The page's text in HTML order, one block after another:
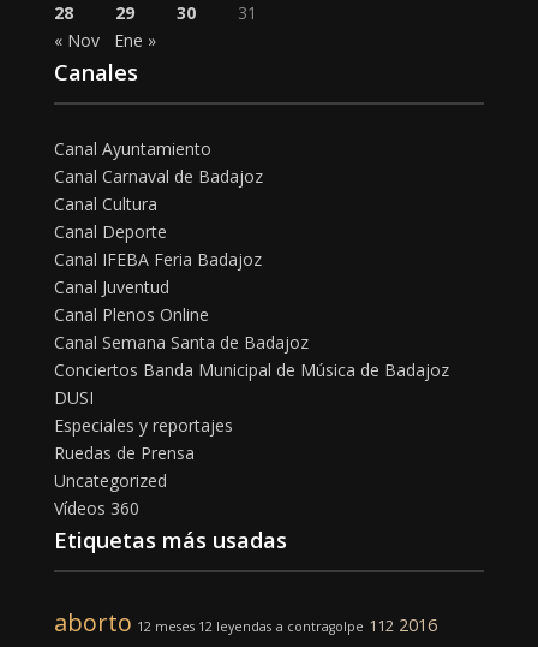
28
29 30
31
« Nov
Ene »
Canales
Canal Ayuntamiento
Canal Carnaval de Badajoz
Canal Cultura
Canal Deporte
Canal IFEBA Feria Badajoz
Canal Juventud
Canal Plenos Online
Canal Semana Santa de Badajoz
Conciertos Banda Municipal de Música de Badajoz
DUSI
Especiales y reportajes
Ruedas de Prensa
Uncategorized
Vídeos 360
Etiquetas más usadas
aborto 12 meses 12 leyendas a contragolpe 112 2016